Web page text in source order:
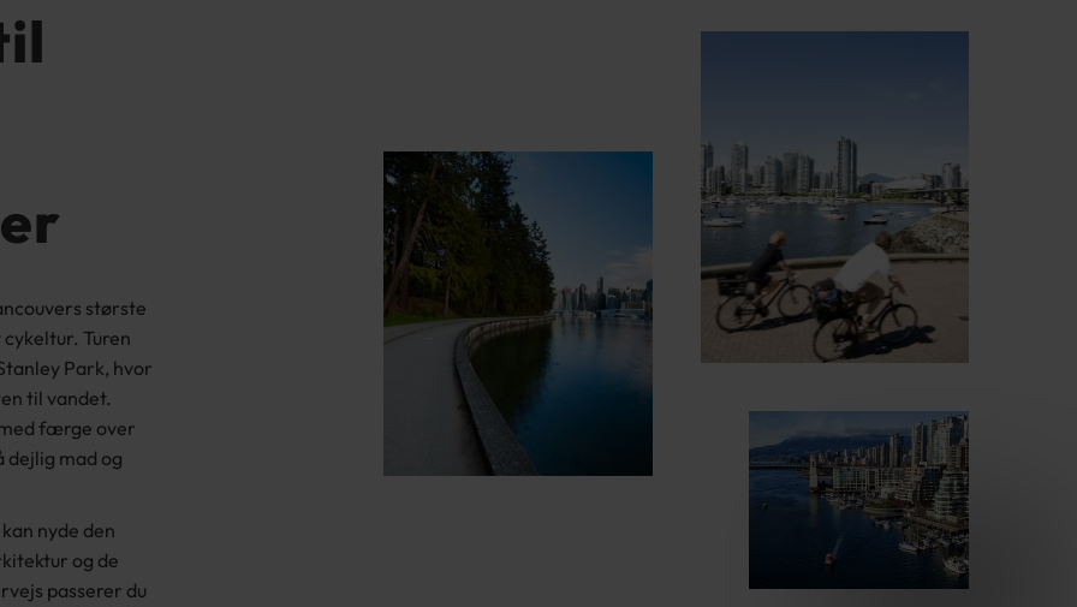
største
Turen
Park, hvor
til vandet.
færge over
dejlig mad og
nyde den
og de
passerer du